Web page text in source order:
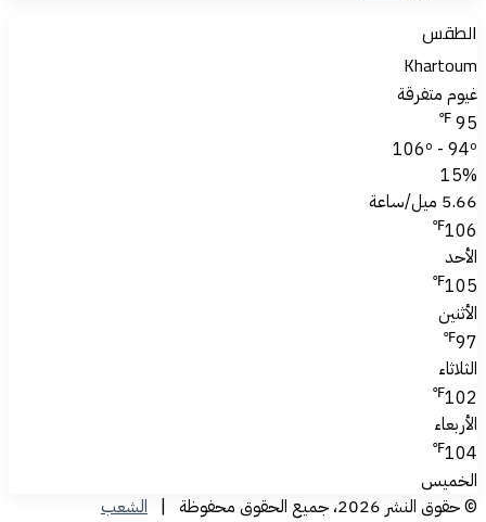
الطقس
Khartoum
غيوم متفرقة
95
℉
106º - 94º
15%
5.66 ميل/ساعة
106
℉
الأحد
105
℉
الأثنين
97
℉
الثلاثاء
102
℉
الأربعاء
104
℉
الخميس
© حقوق النشر 2026، جميع الحقوق محفوظة |
الشعب